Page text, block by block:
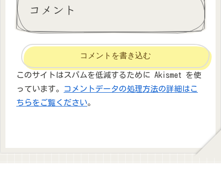
コメント
コメントを書き込む
このサイトはスパムを低減するために Akismet を使
っています。
コメントデータの処理方法の詳細はこ
ちらをご覧ください。